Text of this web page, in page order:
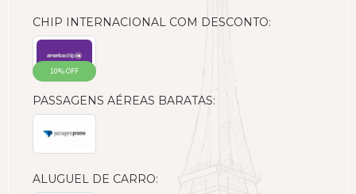
CHIP INTERNACIONAL COM DESCONTO:
10% OFF
PASSAGENS AÉREAS BARATAS:
ALUGUEL DE CARRO: